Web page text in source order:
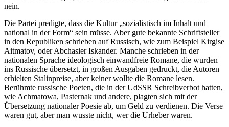
nein.
Die Partei predigte, dass die Kultur sozialistisch im Inhalt und
national in der Form
sein müsse. Aber gute bekannte Schriftsteller
in den Republiken schrieben auf Russisch, wie zum Beispiel Kirgise
Aitmatov, oder Abchasier Iskander. Manche schrieben in der
nationalen Sprache ideologisch einwandfreie Romane, die wurden
ins Russische übersetzt, in großen Ausgaben gedruckt, die Autoren
erhielten Stalinpreise, aber keiner wollte die Romane lesen.
Berühmte russische Poeten, die in der UdSSR Schreibverbot hatten,
wie Achmatowa, Pasternak und andere, plagten sich mit der
Übersetzung nationaler Poesie ab, um Geld zu verdienen. Die Verse
waren gut, aber man wusste nicht, wer die Urheber waren.